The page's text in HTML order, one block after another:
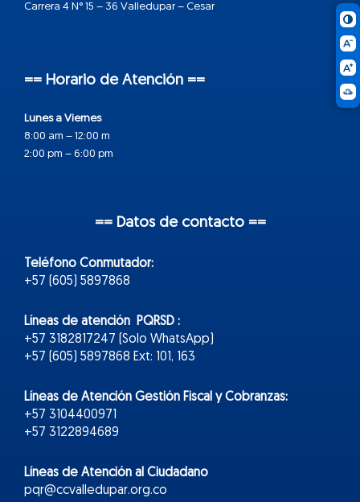
Carrera 4 N° 15 – 36 Valledupar – Cesar
== Horario de Atención ==
Lunes a Viernes
8:00 am – 12:00 m
2:00 pm – 6:00 pm
== Datos de contacto ==
Teléfono Conmutador:
+57 (605) 5897868
Líneas de atención PQRSD :
+57 3182817247 (Solo WhatsApp)
+57 (605) 5897868 Ext: 101, 163
Líneas de Atención Gestión Fiscal y Cobranzas:
+57 3104400971
+57 3122894689
Líneas de Atención al Ciudadano
pqr@ccvalledupar.org.co